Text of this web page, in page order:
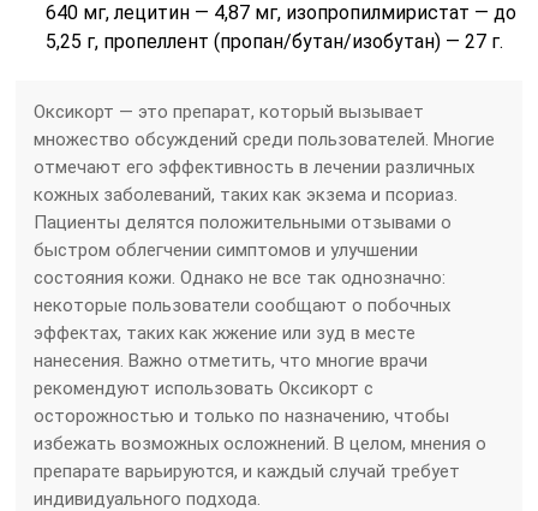
640 мг, лецитин — 4,87 мг, изопропилмиристат — до
5,25 г, пропеллент (пропан/бутан/изобутан) — 27 г.
Оксикорт — это препарат, который вызывает
множество обсуждений среди пользователей. Многие
отмечают его эффективность в лечении различных
кожных заболеваний, таких как экзема и псориаз.
Пациенты делятся положительными отзывами о
быстром облегчении симптомов и улучшении
состояния кожи. Однако не все так однозначно:
некоторые пользователи сообщают о побочных
эффектах, таких как жжение или зуд в месте
нанесения. Важно отметить, что многие врачи
рекомендуют использовать Оксикорт с
осторожностью и только по назначению, чтобы
избежать возможных осложнений. В целом, мнения о
препарате варьируются, и каждый случай требует
индивидуального подхода.